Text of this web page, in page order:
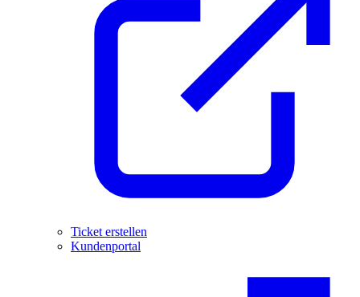
Ticket erstellen
Kundenportal